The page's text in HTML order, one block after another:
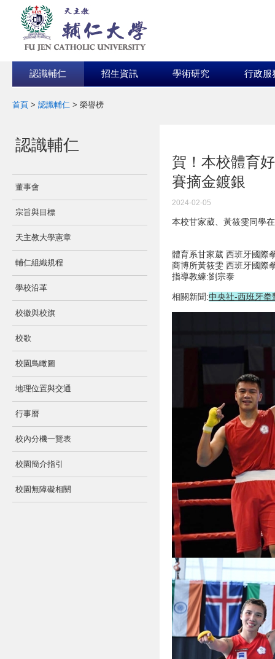
認識輔仁 招生資訊 學術研究 行政服
首頁 > 認識輔仁 > 榮譽榜
:::
認識輔仁
董事會
宗旨與目標
天主教大學憲章
輔仁組織規程
學校沿革
校徽與校旗
校歌
校園鳥瞰圖
地理位置與交通
行事曆
校內分機一覽表
校園簡介指引
校園無障礙相關
賀！本校體育
賽摘金鍍銀
2024-02-05
本校甘家葳、黃筱雯同學
體育系甘家葳 西班牙國際
商博所黃筱雯 西班牙國際
指導教練:劉宗泰
相關新聞:中央社-西班牙拳